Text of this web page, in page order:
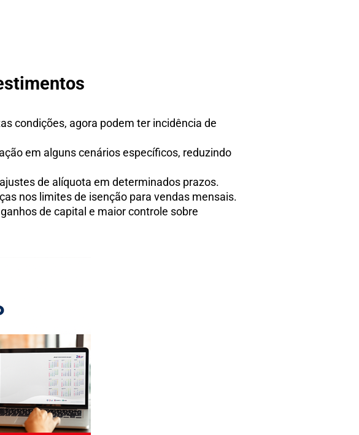
condições, agora podem ter incidência de
em alguns cenários específicos, reduzindo
de alíquota em determinados prazos.
nos limites de isenção para vendas mensais.
de capital e maior controle sobre